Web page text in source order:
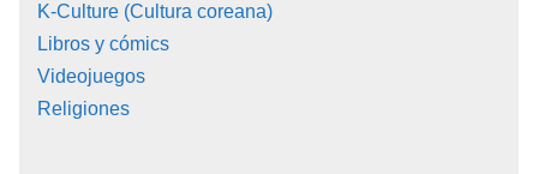
K-Culture (Cultura coreana)
Libros y cómics
Videojuegos
Religiones